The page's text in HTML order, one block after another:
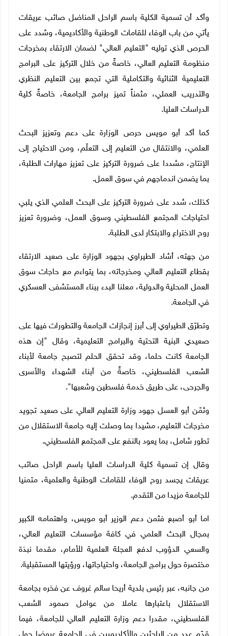
وأكد أن تسمية الكلية باسم الراحل المناضل صائب عريقات
يأتي من باب الوفاء للقامات الوطنية والأكاديمية، وشدد على
الحرص الذي توليه "التعليم العالي" لضمان الارتقاء بمخرجات
منظومة التعليم العالي، خاصةً من خلال التركيز على البرامج
التعليمية الثنائية والتكاملية التي تجمع بين التعليم النظري
والتدريب العملي، مثمناً تميز برامج الجامعة، خاصةً كلية
الدراسات العليا.
كما أكد أبو مويس حرص الوزارة على دعم وتعزيز البحث
العلمي، والانتقال من التعليم إلى التعلّم، ومن الاحتياج إلى
الإنتاج، مشددا على ضرورة التركيز على تعزيز مهارات الطلبة،
بما يضمن اندماجهم في سوق العمل.
كذلك، شدد على ضرورة التركيز على البحث العلمي الذي يلبي
احتياجات المجتمع الفلسطيني وسوق العمل، وضرورة تعزيز
روح الاختراع والابتكار لدى الطلبة.
من جهته، أشاد الطيراوي بجهود الوزارة على صعيد الارتقاء
بقطاع التعليم العالي ومخرجاته، بما يتواءم مع حاجات سوق
العمل المحلية والدولية، معلنا البدء ببناء المستشفى العسكري
في الجامعة.
وتطرّق الطيراوي إلى أبرز إنجازات الجامعة والتطورات فيها على
صعيدي البنية التحتية والبرامج التعليمية، وقال "إن هذه
الجامعة كانت حلما، وقد تحقق الحلم لتصبح جامعة لأبناء
الشعب الفلسطيني، خاصةً من أبناء الشهداء والأسرى
والجرحى، على طريق خدمة فلسطين وشعبها".
وثمّن أبو العسل جهود وزارة التعليم العالي على صعيد تجويد
مخرجات التعليم، مشيدا بما وصلت إليه جامعة الاستقلال من
تطور شامل، بما يعود بالنفع على المجتمع الفلسطيني.
وقال إن تسمية كلية الدراسات العليا باسم الراحل صائب
عريقات يجسد روح الوفاء للقامات الوطنية والعلمية، متمنيا
للجامعة مزيدا من التقدم.
اما أبو أصبع فثمن دعم الوزير أبو مويس، واهتمامه الكبير
بمجال البحث العلمي في كافة مؤسسات التعليم العالي،
والسعي الدؤوب لدفع العجلة العلمية للأمام، مقدما نبذة
مختصرة حول برامج الجامعة، واحتياجاتها، ورؤيتها المستقبلية.
من جانبه، عبر رئيس بلدية أريحا سالم غروف عن فخره بجامعة
الاستقلال باعتبارها عاملا من عوامل صمود الشعب
الفلسطيني، مقدرا دعم وزارة التعليم العالي للجامعة، فيما